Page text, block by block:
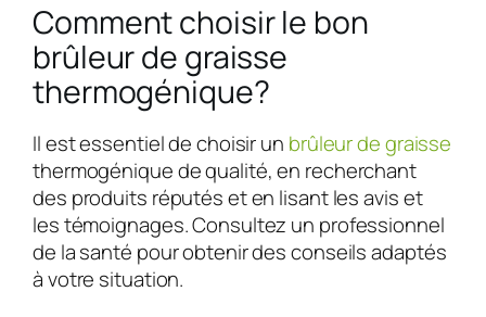
Comment choisir le bon
brûleur de graisse
thermogénique?
Il est essentiel de choisir un brûleur de graisse
thermogénique de qualité, en recherchant
des produits réputés et en lisant les avis et
les témoignages. Consultez un professionnel
de la santé pour obtenir des conseils adaptés
à votre situation.